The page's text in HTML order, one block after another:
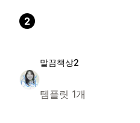
2
말끔책상2
템플릿 1개